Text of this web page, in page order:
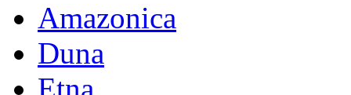
Amazonica
Duna